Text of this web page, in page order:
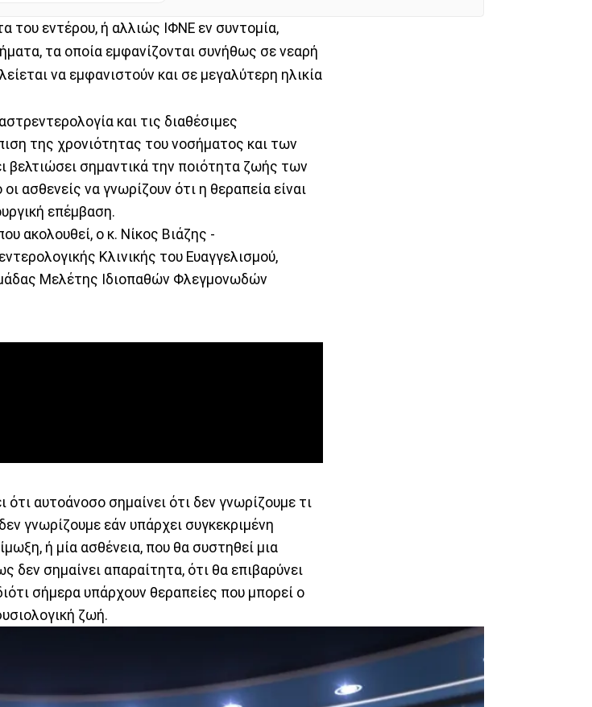
του εντέρου, ή αλλιώς ΙΦΝΕ εν συντομία,
τα οποία εμφανίζονται συνήθως σε νεαρή
να εμφανιστούν και σε μεγαλύτερη ηλικία
και τις διαθέσιμες
της χρονιότητας του νοσήματος και των
βελτιώσει σημαντικά την ποιότητα ζωής των
ασθενείς να γνωρίζουν ότι η θεραπεία είναι
επέμβαση.
ακολουθεί, ο κ. Νίκος Βιάζης -
Κλινικής του Ευαγγελισμού,
Μελέτης Ιδιοπαθών Φλεγμονωδών
ότι αυτοάνοσο σημαίνει ότι δεν γνωρίζουμε τι
γνωρίζουμε εάν υπάρχει συγκεκριμένη
ή μία ασθένεια, που θα συστηθεί μια
δεν σημαίνει απαραίτητα, ότι θα επιβαρύνει
σήμερα υπάρχουν θεραπείες που μπορεί ο
ζωή.